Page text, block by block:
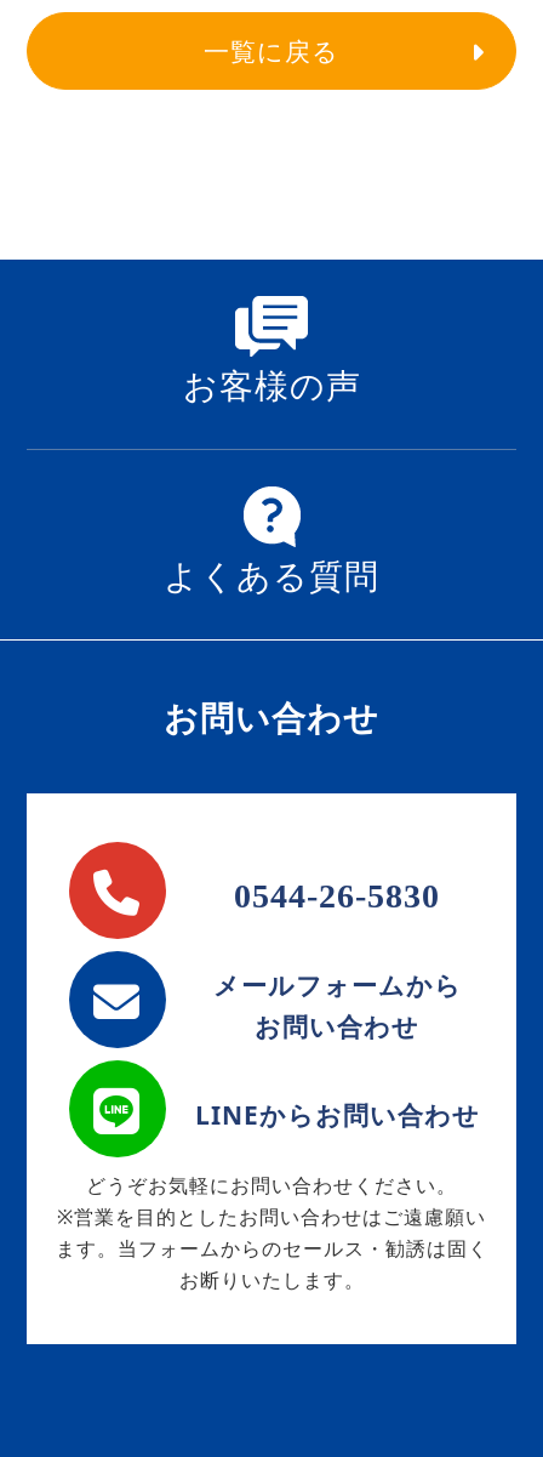
一覧に戻る
お客様の声
よくある質問
お問い合わせ
0544-26-5830
メールフォームから
お問い合わせ
LINEからお問い合わせ
どうぞお気軽にお問い合わせください。
※営業を目的としたお問い合わせはご遠慮願い
ます。当フォームからのセールス・勧誘は固く
お断りいたします。